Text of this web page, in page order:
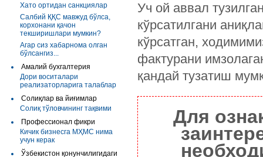
Хато ортидан санкциялар
Салбий ҚҚС мавжуд бўлса,
корхонани қачон
текширишлари мумкин?
Агар сиз хабарнома олган
бўлсангиз...
Амалий бухгалтерия
Дори воситалари
реализаторларига талаблар
Солиқлар ва йиғимлар
Солиқ тўловчининг тақвими
Профессионал фикри
Кичик бизнесга МҲМС нима
учун керак
Ўзбекистон қонунчилигидаги
Уч ой аввал
кўрсатилгани
кўрсатган,
фактурани
қандай тузатиш
Для